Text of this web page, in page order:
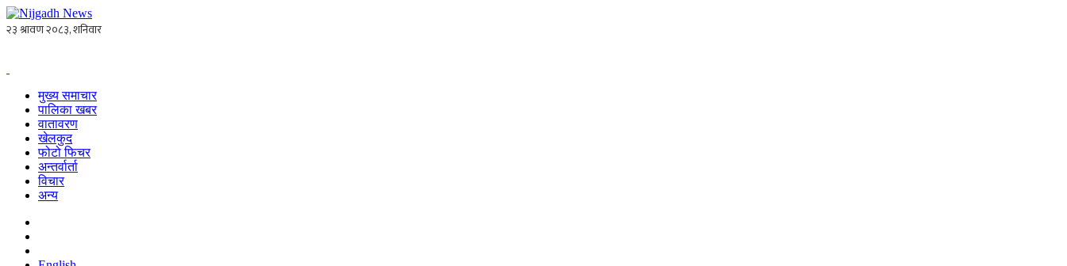
मुख्य समाचार
पालिका खबर
वातावरण
खेलकुद
फोटो फिचर
अन्तर्वार्ता
विचार
अन्य